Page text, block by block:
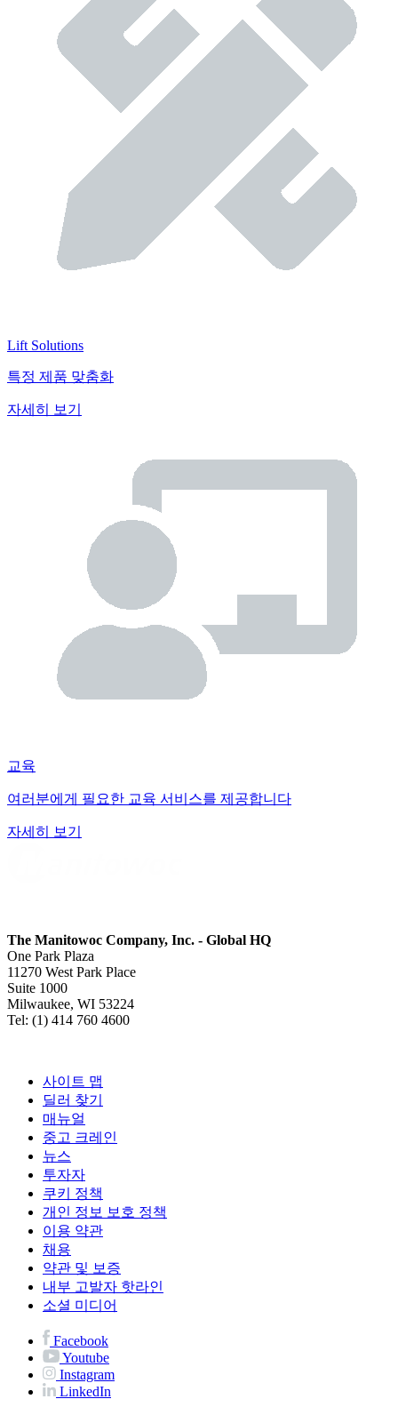
Lift Solutions
특정 제품 맞춤화
자세히 보기
교육
여러분에게 필요한 교육 서비스를 제공합니다
자세히 보기
The Manitowoc Company, Inc. - Global HQ
One Park Plaza
11270 West Park Place
Suite 1000
Milwaukee, WI 53224
Tel: (1) 414 760 4600
사이트 맵
딜러 찾기
매뉴얼
중고 크레인
뉴스
투자자
쿠키 정책
개인 정보 보호 정책
이용 약관
채용
약관 및 보증
내부 고발자 핫라인
소셜 미디어
Facebook
Youtube
Instagram
LinkedIn